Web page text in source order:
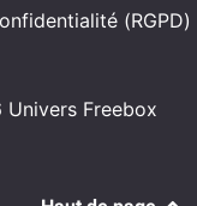
(RGPD)
Freebox